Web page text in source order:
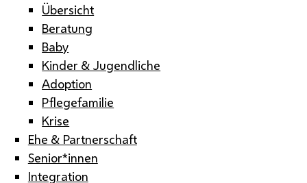
Übersicht
Beratung
Baby
Kinder & Jugendliche
Adoption
Pflegefamilie
Krise
Ehe & Partnerschaft
Senior*innen
Integration